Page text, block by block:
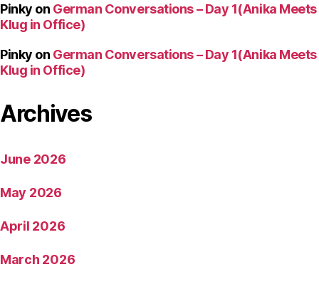
Pinky on German Conversations – Day 1(Anika Meets
Klug in Office)
Pinky on German Conversations – Day 1(Anika Meets
Klug in Office)
Archives
June 2026
May 2026
April 2026
March 2026